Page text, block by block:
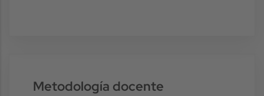
Metodología docente